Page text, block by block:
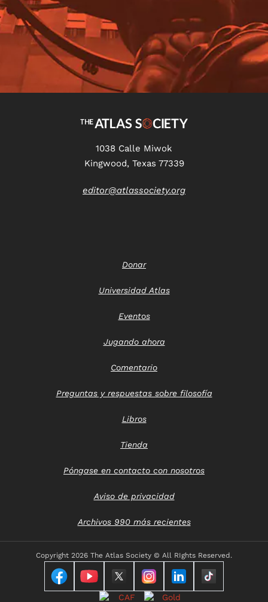
1038 Calle Miwok
Kingwood, Texas 77339
editor@atlassociety.org
Donar
Universidad Atlas
Eventos
Jugando ahora
Comentario
Preguntas y respuestas sobre filosofía
Libros
Tienda
Póngase en contacto con nosotros
Aviso de privacidad
Archivos 990 más recientes
Copyright 2026 The Atlas Society © All RIghts Reserved.